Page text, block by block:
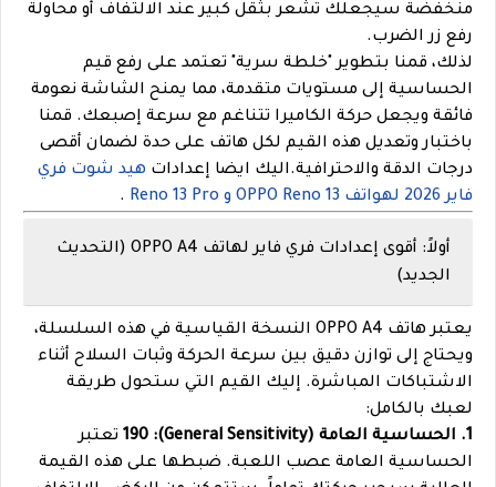
منخفضة سيجعلك تشعر بثقل كبير عند الالتفاف أو محاولة
رفع زر الضرب.
لذلك، قمنا بتطوير "خلطة سرية" تعتمد على رفع قيم
الحساسية إلى مستويات متقدمة، مما يمنح الشاشة نعومة
فائقة ويجعل حركة الكاميرا تتناغم مع سرعة إصبعك. قمنا
باختبار وتعديل هذه القيم لكل هاتف على حدة لضمان أقصى
درجات الدقة والاحترافية.اليك ايضا إعدادات هيد شوت فري
فاير 2026 لهواتف OPPO Reno 13 و Reno 13 Pro
.
أولاً: أقوى إعدادات فري فاير لهاتف OPPO A4 (التحديث
الجديد)
يعتبر هاتف OPPO A4 النسخة القياسية في هذه السلسلة،
ويحتاج إلى توازن دقيق بين سرعة الحركة وثبات السلاح أثناء
الاشتباكات المباشرة. إليك القيم التي ستحول طريقة
لعبك بالكامل:
1. الحساسية العامة (General Sensitivity): 190
تعتبر
الحساسية العامة عصب اللعبة. ضبطها على هذه القيمة